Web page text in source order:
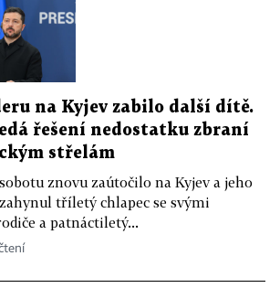
na Kyjev zabilo další dítě.
řešení nedostatku zbraní
střelám
znovu zaútočilo na Kyjev a jeho
tříletý chlapec se svými
a patnáctiletý...